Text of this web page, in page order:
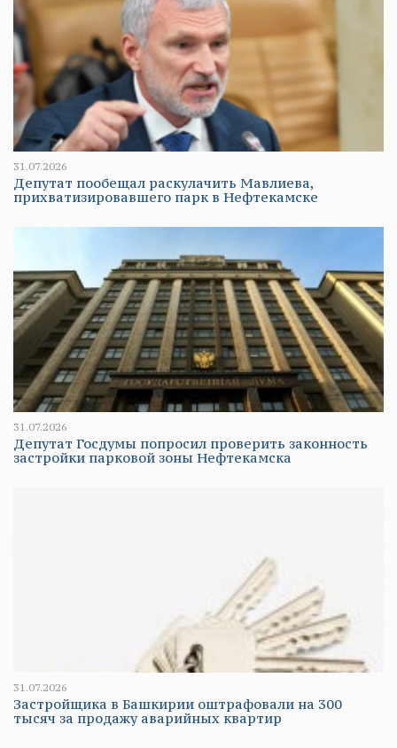
31.07.2026
Депутат пообещал раскулачить Мавлиева,
прихватизировавшего парк в Нефтекамске
31.07.2026
Депутат Госдумы попросил проверить законность
застройки парковой зоны Нефтекамска
31.07.2026
Застройщика в Башкирии оштрафовали на 300
тысяч за продажу аварийных квартир